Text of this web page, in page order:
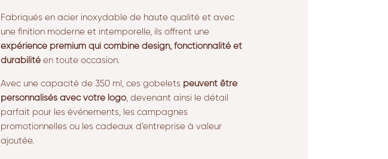
Fabriqués en acier inoxydable de haute qualité et avec
une finition moderne et intemporelle, ils offrent une
expérience premium qui combine design, fonctionnalité et
durabilitéen toute occasion.
Avec une capacité de 350 ml, ces gobelets peuvent être
personnalisés avec votre logo, devenant ainsi le détail
parfait pour les événements, les campagnes
promotionnelles ou les cadeaux d’entreprise à valeur
ajoutée.